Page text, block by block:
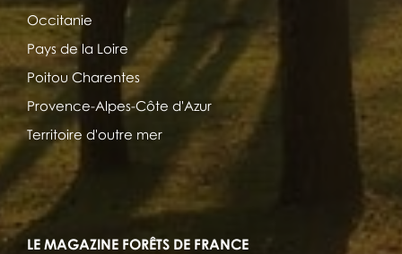
Occitanie
Pays de la Loire
Poitou Charentes
Provence-Alpes-Côte d'Azur
Territoire d'outre mer
LE MAGAZINE FORÊTS DE FRANCE